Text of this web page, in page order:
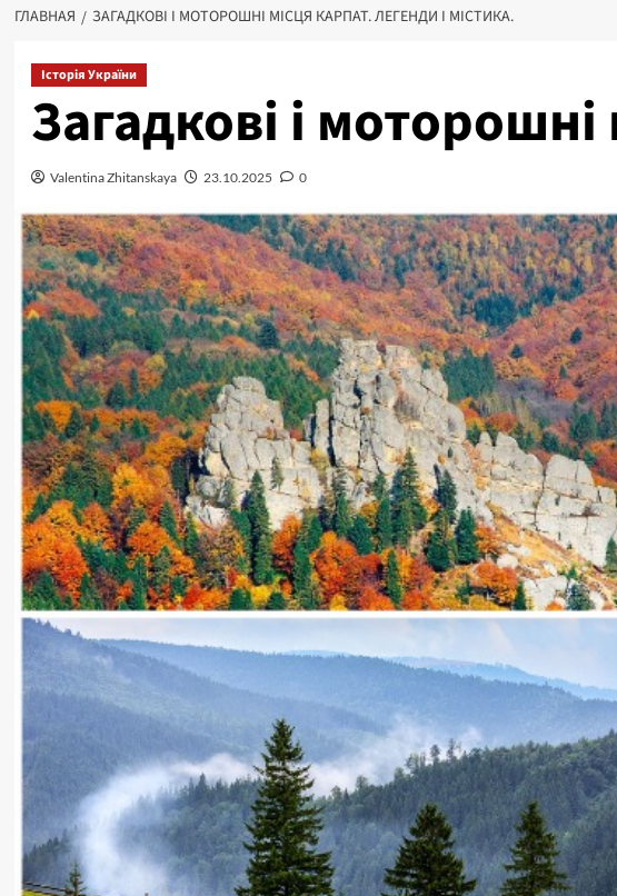
ГЛАВНАЯ ЗАГАДКОВІ І МОТОРОШНІ МІСЦЯ КАРПАТ. ЛЕГЕНДИ І МІСТИКА.
Історія України
Загадкові і
Valentina Zhitanskaya 23.10.2025 0